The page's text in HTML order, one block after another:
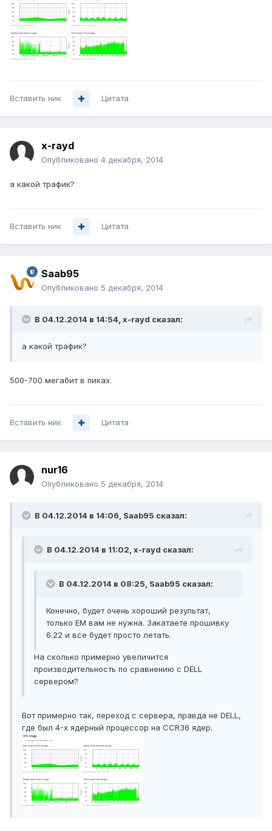
Вставить ник Цитата
x-rayd
Опубликовано 4 декабря, 2014
а какой трафик?
Вставить ник Цитата
Saab95
Опубликовано 5 декабря, 2014
В 04.12.2014 в 14:54, x-rayd сказал:
а какой трафик?
500-700 мегабит в пиках.
Вставить ник Цитата
nur16
Опубликовано 5 декабря, 2014
В 04.12.2014 в 14:06, Saab95 сказал:
В 04.12.2014 в 11:02, x-rayd сказал:
В 04.12.2014 в 08:25, Saab95 сказал:
Конечно, будет очень хороший результат,
только EM вам не нужна. Закатаете прошивку
6.22 и все будет просто летать.
На сколько примерно увеличится
производительность по сравнению с DELL
сервером?
Вот примерно так, переход с сервера, правда не DELL,
где был 4-х ядерный процессор на CCR36 ядер.